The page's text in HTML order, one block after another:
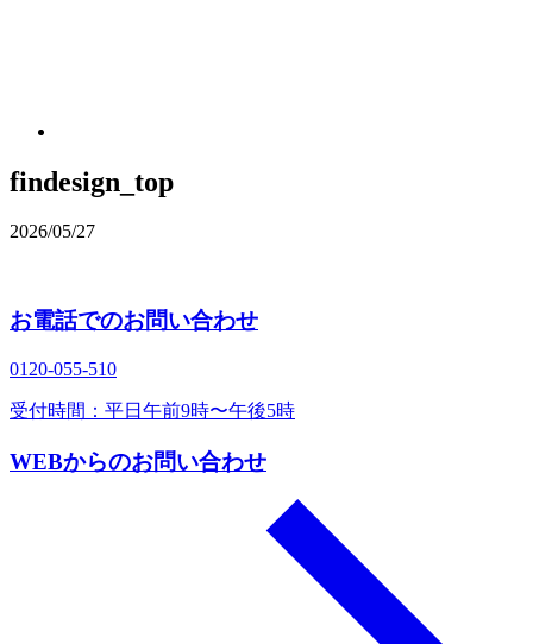
findesign_top
2026/05/27
お電話でのお問い合わせ
0120‐055‐510
受付時間：平日午前9時〜午後5時
WEBからのお問い合わせ